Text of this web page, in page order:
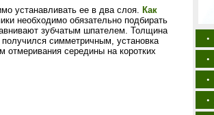
устанавливать ее в два слоя. Как
необходимо обязательно подбирать
зубчатым шпателем. Толщина
симметричным, установка
середины на коротких
•
•
•
•